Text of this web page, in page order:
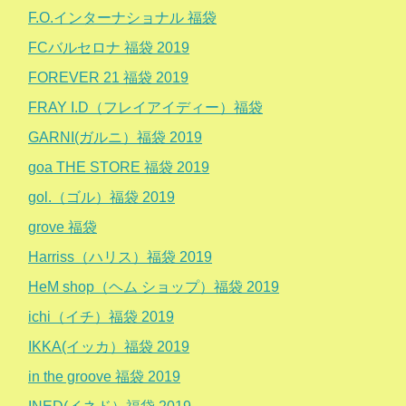
F.O.インターナショナル 福袋
FCバルセロナ 福袋 2019
FOREVER 21 福袋 2019
FRAY I.D（フレイアイディー）福袋
GARNI(ガルニ）福袋 2019
goa THE STORE 福袋 2019
gol.（ゴル）福袋 2019
grove 福袋
Harriss（ハリス）福袋 2019
HeM shop（ヘム ショップ）福袋 2019
ichi（イチ）福袋 2019
IKKA(イッカ）福袋 2019
in the groove 福袋 2019